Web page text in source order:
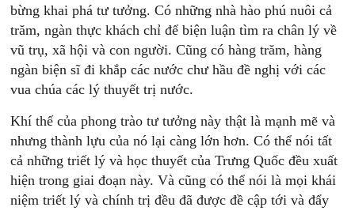
bừng khai phá tư tưởng. Có những nhà hào phú nuôi cả
trăm, ngàn thực khách chỉ để biện luận tìm ra chân lý về
vũ trụ, xã hội và con người. Cũng có hàng trăm, hàng
ngàn biện sĩ đi khắp các nước chư hầu đề nghị với các
vua chúa các lý thuyết trị nước.
Khí thế của phong trào tư tưởng này thật là mạnh mẽ và
nhưng thành lựu của nó lại càng lớn hơn. Có thể nói tất
cả những triết lý và học thuyết của Trưng Quốc đều xuất
hiện trong giai đoạn này. Và cũng có thể nói là mọi khái
niệm triết lý và chính trị đều đã được đề cập tới và đẩy